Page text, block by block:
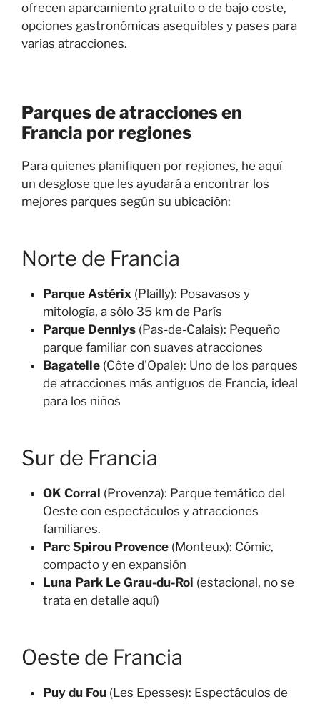
ofrecen aparcamiento gratuito o de bajo coste,
opciones gastronómicas asequibles y pases para
varias atracciones.
Parques de atracciones en
Francia por regiones
Para quienes planifiquen por regiones, he aquí
un desglose que les ayudará a encontrar los
mejores parques según su ubicación:
Norte de Francia
Parque Astérix (Plailly): Posavasos y
mitología, a sólo 35 km de París
Parque Dennlys (Pas-de-Calais): Pequeño
parque familiar con suaves atracciones
Bagatelle (Côte d'Opale): Uno de los parques
de atracciones más antiguos de Francia, ideal
para los niños
Sur de Francia
OK Corral (Provenza): Parque temático del
Oeste con espectáculos y atracciones
familiares.
Parc Spirou Provence (Monteux): Cómic,
compacto y en expansión
Luna Park Le Grau-du-Roi (estacional, no se
trata en detalle aquí)
Oeste de Francia
Puy du Fou (Les Epesses): Espectáculos de